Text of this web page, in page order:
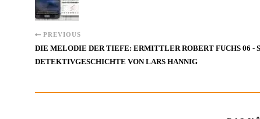
PREVIOUS
DIE MELODIE DER TIEFE: ERMITTLER ROBERT FUCHS 06 -
DETEKTIVGESCHICHTE VON LARS HANNIG